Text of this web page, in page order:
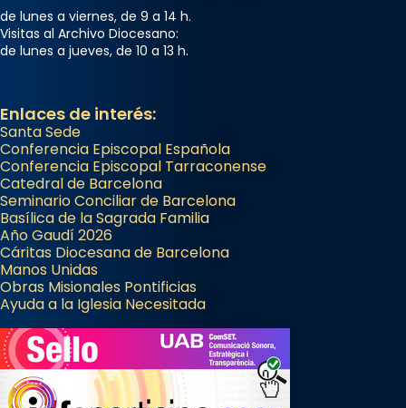
de lunes a viernes, de 9 a 14 h.
Visitas al Archivo Diocesano:
de lunes a jueves, de 10 a 13 h.
Enlaces de interés:
Santa Sede
Conferencia Episcopal Española
Conferencia Episcopal Tarraconense
Catedral de Barcelona
Seminario Conciliar de Barcelona
Basílica de la Sagrada Familia
Año Gaudí 2026
Cáritas Diocesana de Barcelona
Manos Unidas
Obras Misionales Pontificias
Ayuda a la Iglesia Necesitada